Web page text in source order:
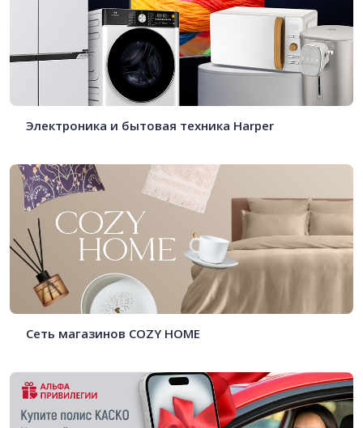
Электроника и бытовая техника Harper
Сеть магазинов COZY HOME